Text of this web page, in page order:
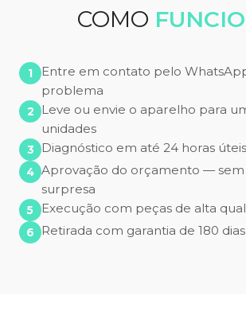
COMO
Entre em contato pelo
problema
Leve ou envie o aparelho para
unidades
Diagnóstico em até 24 horas úteis
Aprovação do orçamento —
surpresa
Execução com peças de alta
Retirada com garantia de 180 dias